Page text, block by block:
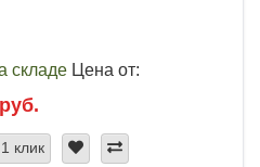
складе Цена от:
клик